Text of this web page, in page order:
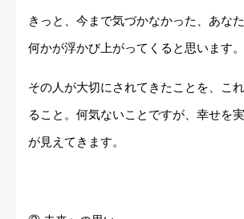
きっと、今まで気づかなかった、あな
何かが浮かび上がってくると思います。
その人が大切にされてきたことを、こ
ること。何気ないことですが、幸せを
が見えてきます。